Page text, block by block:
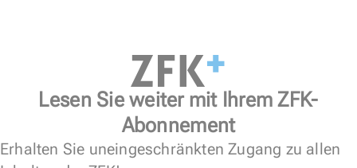
Lesen Sie weiter mit Ihrem ZFK-
Abonnement
Erhalten Sie uneingeschränkten Zugang zu allen